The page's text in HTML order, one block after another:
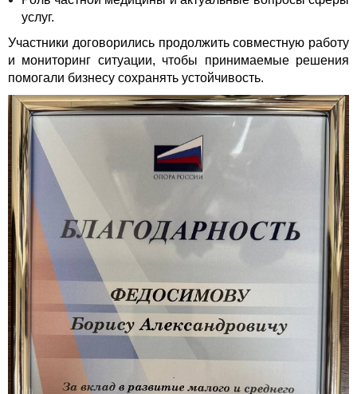
услуг.
Участники договорились продолжить совместную работу
и мониторинг ситуации, чтобы принимаемые решения
помогали бизнесу сохранять устойчивость.